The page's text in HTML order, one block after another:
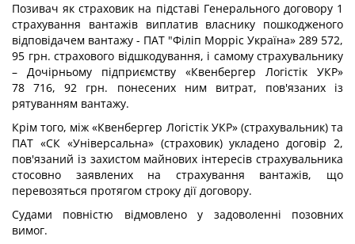
Позивач як страховик на підставі Генерального договору 1
страхування вантажів виплатив власнику пошкодженого
відповідачем вантажу - ПАТ "Філіп Морріс Україна» 289 572,
95 грн. страхового відшкодування, і самому страхувальнику
– Дочірньому підприємству «Квенбергер Логістік УКР»
78 716, 92 грн. понесених ним витрат, пов'язаних із
рятуванням вантажу.
Крім того, між «Квенбергер Логістік УКР» (страхувальник) та
ПАТ «СК «Універсальна» (страховик) укладено договір 2,
пов'язаний із захистом майнових інтересів страхувальника
стосовно заявлених на страхування вантажів, що
перевозяться протягом строку дії договору.
Судами повністю відмовлено у задоволенні позовних
вимог.